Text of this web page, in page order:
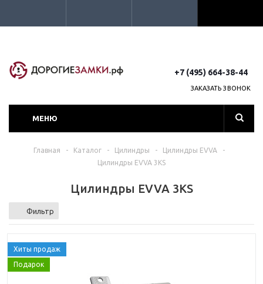
+7 (495) 664-38-44
ЗАКАЗАТЬ ЗВОНОК
МЕНЮ
Главная - Каталог - Цилиндры - Цилиндры EVVA
-
Цилиндры EVVA 3KS
Цилиндры EVVA 3KS
Фильтр
Хиты продаж
Подарок